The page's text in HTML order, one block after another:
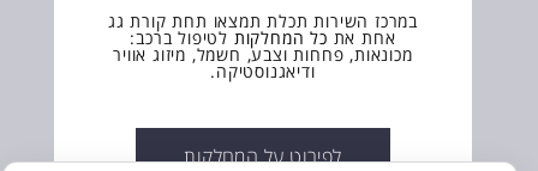
במרכז השירות תכלת תמצאו תחת קורת גג
אחת את כל המחלקותלטיפול ברכב:
מכונאות, פחחות וצבע, חשמל, מיזוג אוויר
ודיאגנוסטיקה.
לפירוט על המחלקות